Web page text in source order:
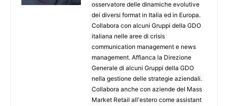
osservatore delle dinamiche evolutive
dei diversi format in Italia ed in Europa.
Collabora con alcuni Gruppi della GDO
italiana nelle aree di crisis
communication management e news
management. Affianca la Direzione
Generale di alcuni Gruppi della GDO
nella gestione delle strategie aziendali.
Collabora anche con aziende del Mass
Market Retail all'estero come assistant